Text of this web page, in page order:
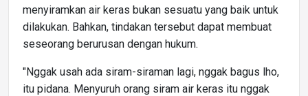
menyiramkan air keras bukan sesuatu yang baik untuk
dilakukan. Bahkan, tindakan tersebut dapat membuat
seseorang berurusan dengan hukum.
"Nggak usah ada siram-siraman lagi, nggak bagus lho,
itu pidana. Menyuruh orang siram air keras itu nggak